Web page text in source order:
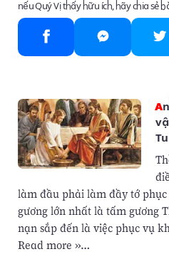
nếu Quý Vị thấy hữu ích, hãy chia sẻ
Anh em không được như
làm đầu phải làm đầy tớ
gương lớn nhất là tấm gương
nạn sắp đến là việc phục vụ
Read more »…